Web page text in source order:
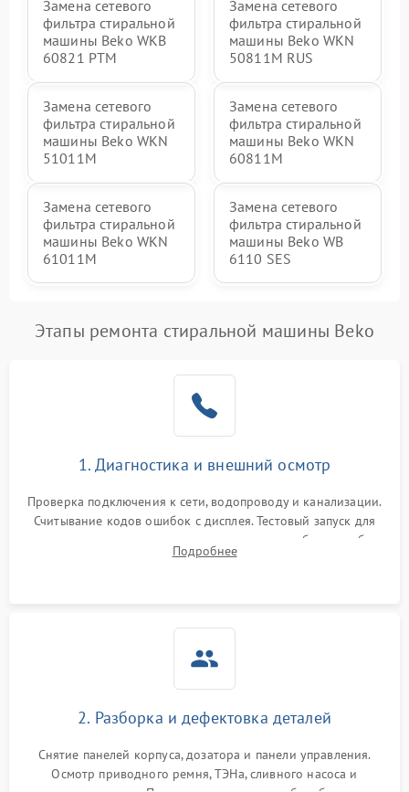
Замена сетевого
фильтра стиральной
машины Beko WKB
60821 PTМ
Замена сетевого
фильтра стиральной
машины Beko WKN
50811M RUS
Замена сетевого
фильтра стиральной
машины Beko WKN
51011M
Замена сетевого
фильтра стиральной
машины Beko WKN
60811M
Замена сетевого
фильтра стиральной
машины Beko WKN
61011M
Замена сетевого
фильтра стиральной
машины Beko WB
6110 SES
Этапы ремонта стиральной машины Beko
1. Диагностика и внешний осмотр
Проверка подключения к сети, водопроводу и канализации.
Считывание кодов ошибок с дисплея. Тестовый запуск для
выявления посторонних шумов, протечек или сбоев в работе
электронного модуля управления.
Подробнее
2. Разборка и дефектовка деталей
Снятие панелей корпуса, дозатора и панели управления.
Осмотр приводного ремня, ТЭНа, сливного насоса и